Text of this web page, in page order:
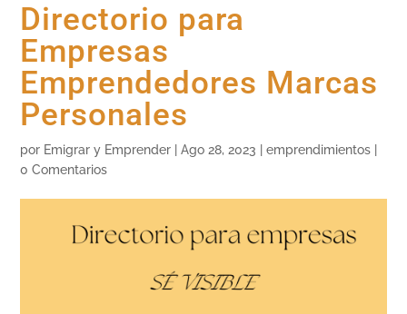
Directorio para
Empresas
Emprendedores Marcas
Personales
por Emigrar y Emprender |Ago 28, 2023 |emprendimientos
0 Comentarios